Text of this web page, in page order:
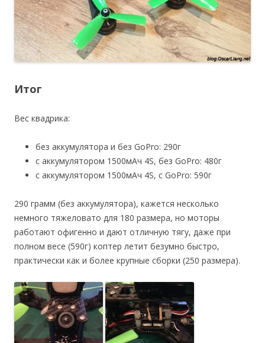
Итог
Вес квадрика:
без аккумулятора и без GoPro: 290г
с аккумулятором 1500мАч 4S, без GoPro: 480г
с аккумулятором 1500мАч 4S, с GoPro: 590г
290 грамм (без аккумулятора), кажется несколько
немного тяжеловато для 180 размера, но моторы
работают офигенно и дают отличную тягу, даже при
полном весе (590г) коптер летит безумно быстро,
практически как и более крупные сборки (250 размера).